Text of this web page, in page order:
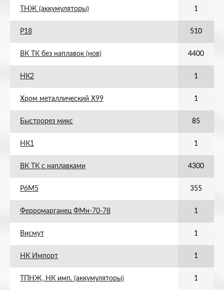
ТНЖ (аккумуляторы) 1
Р18 510
ВК ТК без наплавок (нов) 4400
НК2 1
Хром металлический Х99 1
Быстрорез микс 85
НК1 1
ВК ТК с наплавками 4300
Р6М5 355
Ферромарганец ФМн-70-78 1
Висмут 1
НК Импорт 1
ТПНЖ, НК имп. (аккумуляторы) 1